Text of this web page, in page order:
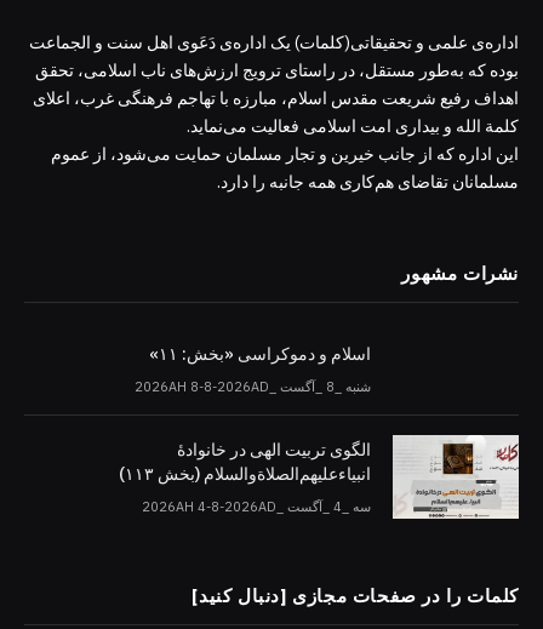
اداره‌ی علمی و تحقیقاتی(کلمات) یک اداره‌ی دَعَوی اهل سنت و الجماعت
بوده که به‌طور مستقل، در راستای ترویج ارزش‌های ناب اسلامی، تحقق
اهداف رفیع شریعت مقدس اسلام، مبارزه با تهاجم فرهنگی غرب، اعلای
کلمة الله و بیداری امت اسلامی فعالیت می‌نماید.
این اداره که از جانب خیرین و تجار مسلمان حمایت می‌شود، از عموم
مسلمانان تقاضای هم‌کاری همه جانبه را دارد.
نشرات مشهور
اسلام و دموکراسی «بخش: ۱۱»
شنبه _8 _آگست _2026AH 8-8-2026AD
الگوی تربیت الهی در خانوادۀ
انبیاءعلیهم‌الصلاةو‌السلام (بخش ۱۱۳)
سه _4 _آگست _2026AH 4-8-2026AD
کلمات را در صفحات مجازی [دنبال کنید]